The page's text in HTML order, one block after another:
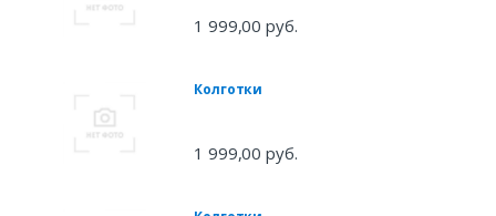
1 999,00 руб.
Колготки
1 999,00 руб.